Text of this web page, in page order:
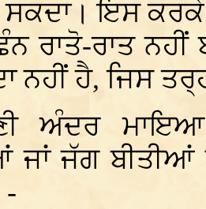
ਸਕਦਾ। ਇਸ
ਰਾਤੋ-ਰਾਤ
ਨਹੀਂ ਹੈ, ਜਿਸ
ਅੰਦਰ
ਜਾਂ ਜੱਗ